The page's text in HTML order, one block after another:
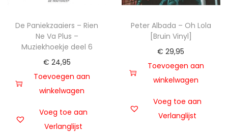
De Paniekzaaiers – Rien
Ne Va Plus –
Muziekhoekje deel 6
€ 24,95
Toevoegen aan
winkelwagen
Voeg toe aan
Verlanglijst
Peter Albada – Oh Lola
[Bruin Vinyl]
€ 29,95
Toevoegen aan
winkelwagen
Voeg toe aan
Verlanglijst